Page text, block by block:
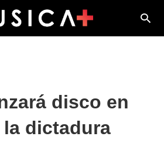
disco en
dictadura